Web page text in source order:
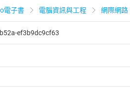
學習研究到內容創作與生活應用，
提問技巧，快速上手。
指南、論文期刊引註格式整理。
電子書 電腦資訊與工程 網際網路
ef3b9dc9cf63